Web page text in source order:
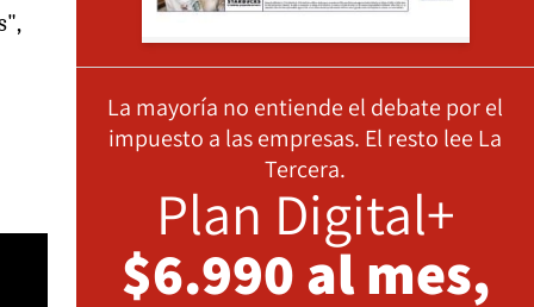
La mayoría no entiende el debate por el
impuesto a las empresas. El resto lee La
Tercera.
Plan Digital+
$6.990 al mes,